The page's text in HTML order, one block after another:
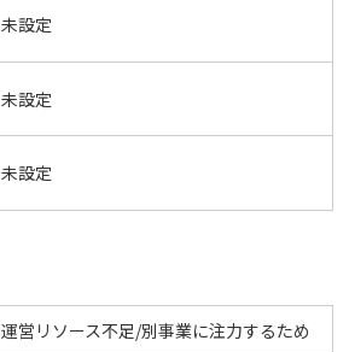
未設定
未設定
未設定
運営リソース不足/別事業に注力するため